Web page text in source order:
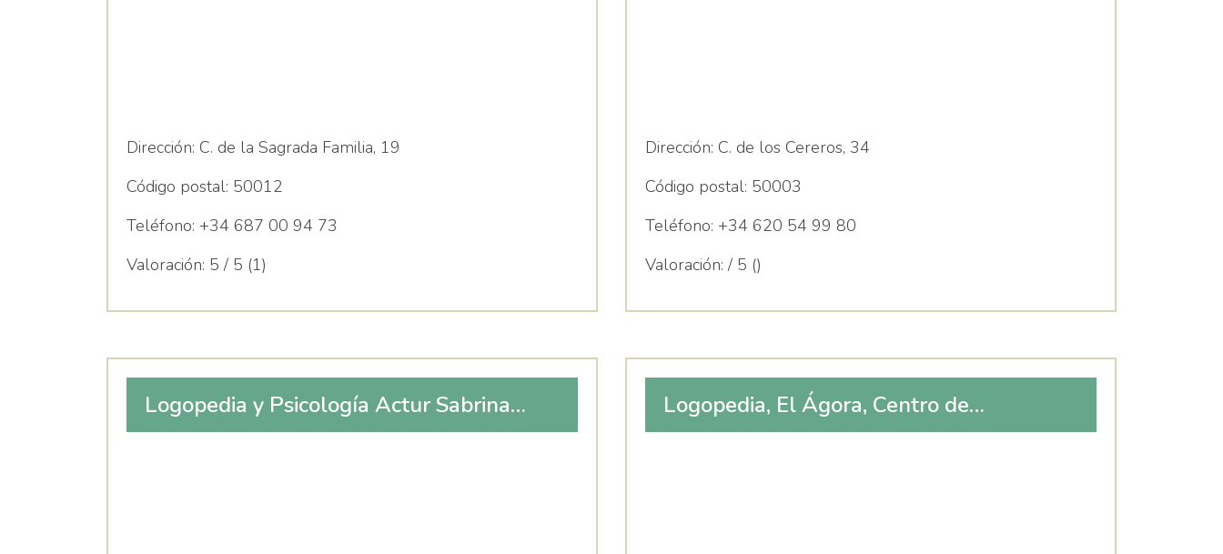
Dirección: C. de la Sagrada Familia, 19
Código postal: 50012
Teléfono: +34 687 00 94 73
Valoración: 5 / 5 (1)
Dirección: C. de los Cereros, 34
Código postal: 50003
Teléfono: +34 620 54 99 80
Valoración: / 5 ()
Logopedia y Psicología Actur Sabrina
Logopedia, El Ágora, Centro de